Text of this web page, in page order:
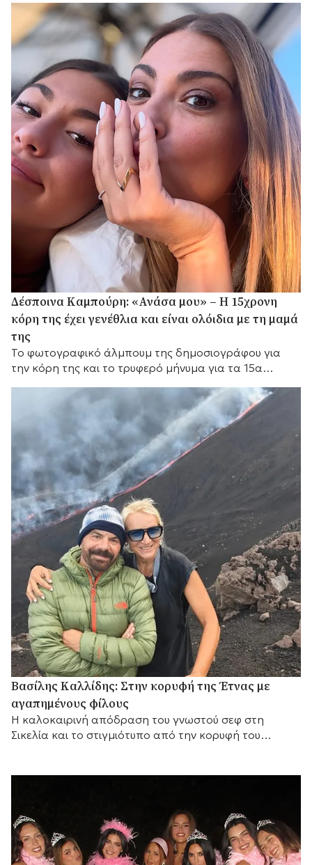
Δέσποινα Καμπούρη: «Ανάσα μου» – Η 15χρονη
κόρη της έχει γενέθλια και είναι ολόιδια με τη μαμά
της
Το φωτογραφικό άλμπουμ της δημοσιογράφου για
την κόρη της και το τρυφερό μήνυμα για τα 15α
Βασίλης Καλλίδης: Στην κορυφή της Έτνας με
αγαπημένους φίλους
Η καλοκαιρινή απόδραση του γνωστού σεφ στη
Σικελία και το στιγμιότυπο από την κορυφή του